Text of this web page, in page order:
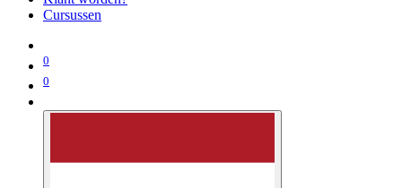
Cursussen
0
0